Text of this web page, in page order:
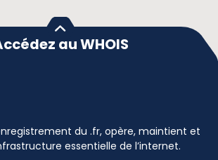
au WHOIS
du .fr, opère, maintient et
essentielle de l’internet.